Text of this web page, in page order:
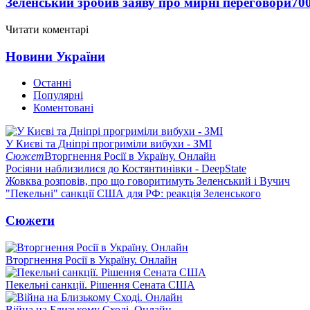
Читати коментарі
Новини України
Останні
Популярні
Коментовані
У Києві та Дніпрі прогриміли вибухи - ЗМІ
СюжетВторгнення Росії в Україну. Онлайн
Росіяни наблизилися до Костянтинівки - DeepState
Жовква розповів, про що говоритимуть Зеленський і Вучич
"Пекельні" санкції США для РФ: реакція Зеленського
Сюжети
Вторгнення Росії в Україну. Онлайн
Пекельні санкції. Рішення Сената США